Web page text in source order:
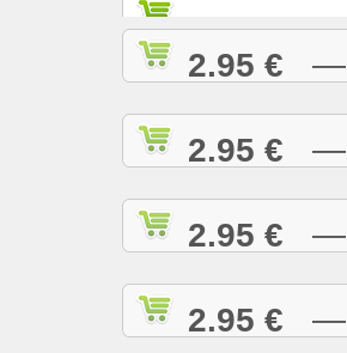
2.95 € —
2.95 € —
2.95 € —
2.95 € —